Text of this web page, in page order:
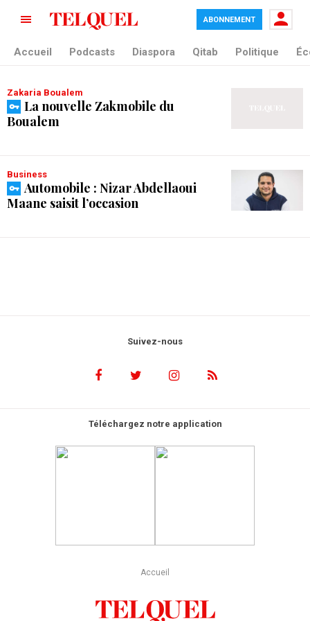
tag blade
ABONNEMENT
Accueil Podcasts Diaspora Qitab Politique
Zakaria Boualem
La nouvelle Zakmobile du
Boualem
Business
Automobile : Nizar Abdellaoui
Maane saisit l’occasion
Suivez-nous
Téléchargez notre application
Accueil